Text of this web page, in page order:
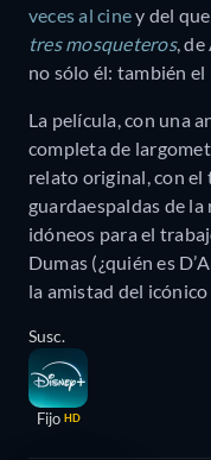
veces al ciney del
tres mosqueteros, de
no sólo él: también
La película, con una
completa de
relato original, con el
guardaespaldas de
idóneos para el
Dumas (¿quién es
la amistad del
Susc.
Fijo HD